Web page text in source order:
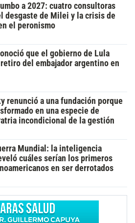
a 2027: cuatro consultoras
desgaste de Milei y la crisis de
el peronismo
que el gobierno de Lula
del embajador argentino en
renunció a una fundación porque
en una especie de
incondicional de la gestión
Mundial: la inteligencia
cuáles serían los primeros
en ser derrotados